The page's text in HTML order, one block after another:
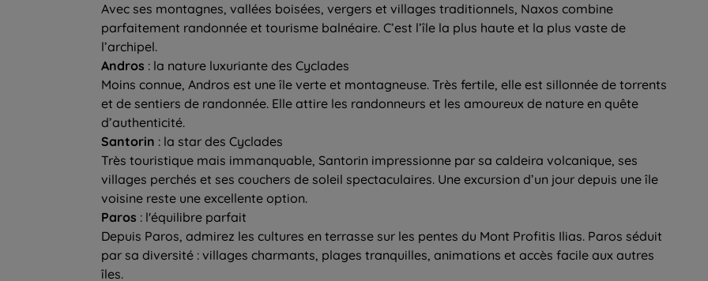
Avec ses montagnes, vallées boisées, vergers et villages traditionnels, Naxos combine
parfaitement randonnée et tourisme balnéaire. C’est l’île la plus haute et la plus vaste de
l’archipel.
Andros : la nature luxuriante des Cyclades
Moins connue, Andros est une île verte et montagneuse. Très fertile, elle est sillonnée de torrents
et de sentiers de randonnée. Elle attire les randonneurs et les amoureux de nature en quête
d’authenticité.
Santorin : la star des Cyclades
Très touristique mais immanquable, Santorin impressionne par sa caldeira volcanique, ses
villages perchés et ses couchers de soleil spectaculaires. Une excursion d’un jour depuis une île
voisine reste une excellente option.
Paros : l'équilibre parfait
Depuis Paros, admirez les cultures en terrasse sur les pentes du Mont Profitis Ilias. Paros séduit
par sa diversité : villages charmants, plages tranquilles, animations et accès facile aux autres
îles.